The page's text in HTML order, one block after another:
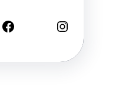
Facebook Instagram